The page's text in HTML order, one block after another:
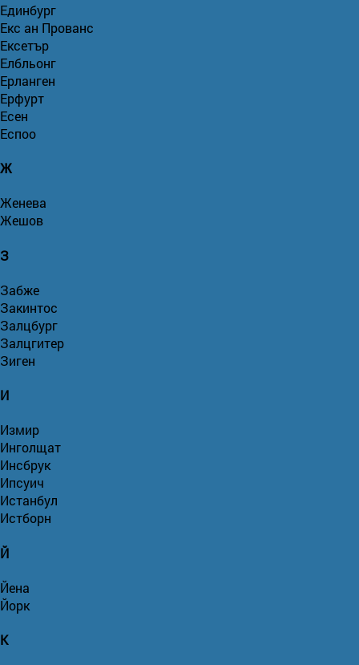
Единбург
Екс ан Прованс
Ексетър
Елбльонг
Ерланген
Ерфурт
Есен
Еспоо
Ж
Женева
Жешов
З
Забже
Закинтос
Залцбург
Залцгитер
Зиген
И
Измир
Инголщат
Инсбрук
Ипсуич
Истанбул
Истборн
Й
Йена
Йорк
К